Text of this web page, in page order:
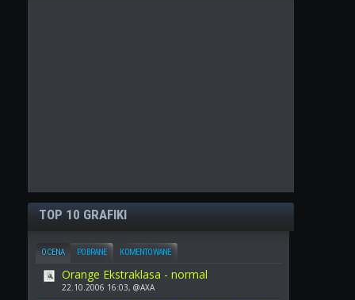
TOP 10 GRAFIKI
OCENA POBRANE KOMENTOWANE
Orange Ekstraklasa - normal
22.10.2006 16:03, @AXA